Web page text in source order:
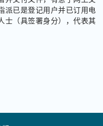
派已是登记用户并已订用电
士（具签署身分），代表其